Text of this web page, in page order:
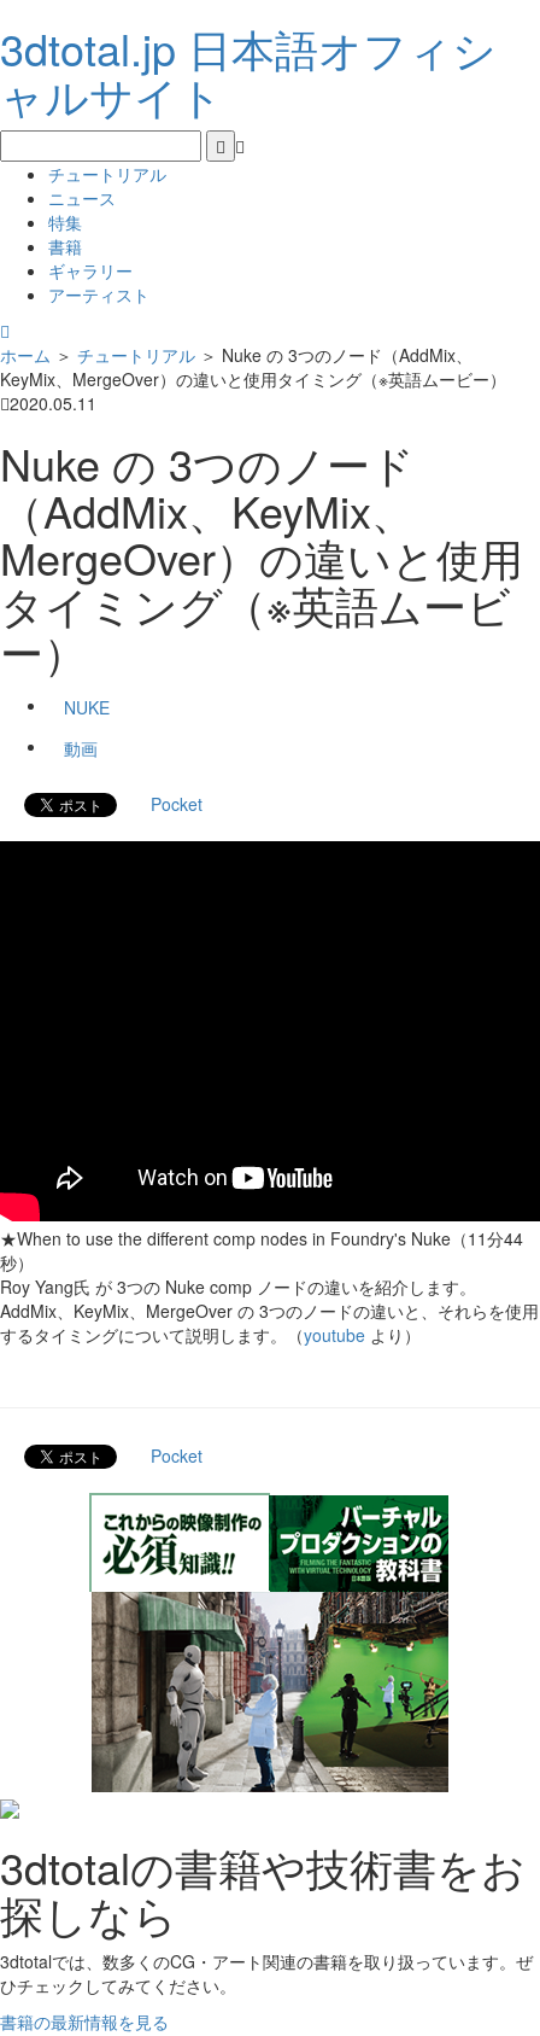
3dtotal.jp 日本語オフィシ
ャルサイト
チュートリアル
ニュース
特集
書籍
ギャラリー
アーティスト
ホーム ＞ チュートリアル ＞ Nuke の 3つのノード（AddMix、
KeyMix、MergeOver）の違いと使用タイミング（※英語ムービー）
2020.05.11
Nuke の 3つのノード
（AddMix、KeyMix、
MergeOver）の違いと使用
タイミング（※英語ムービ
ー）
NUKE
動画
Pocket
★When to use the different comp nodes in Foundry's Nuke（11分44
秒）
Roy Yang氏 が 3つの Nuke comp ノードの違いを紹介します。
AddMix、KeyMix、MergeOver の 3つのノードの違いと、それらを使用
するタイミングについて説明します。（youtube より）
Pocket
3dtotalの書籍や技術書をお
探しなら
3dtotalでは、数多くのCG・アート関連の書籍を取り扱っています。ぜ
ひチェックしてみてください。
書籍の最新情報を見る